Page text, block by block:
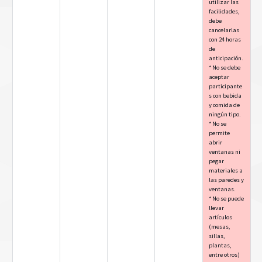
utilizar las
facilidades,
debe
cancelarlas
con 24 horas
de
anticipación.
* No se debe
aceptar
participante
s con bebida
y comida de
ningún tipo.
* No se
permite
abrir
ventanas ni
pegar
materiales a
las paredes y
ventanas.
* No se puede
llevar
artículos
(mesas,
sillas,
plantas,
entre otros)